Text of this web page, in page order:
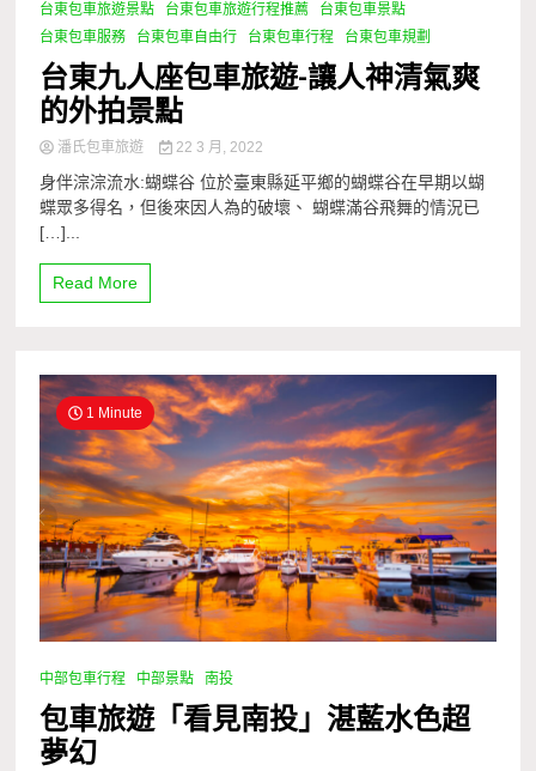
台東包車旅遊景點
台東包車旅遊行程推薦
台東包車景點
台東包車服務
台東包車自由行 台東包車行程 台東包車規劃
台東九人座包車旅遊-讓人神清氣爽
的外拍景點
潘氏包車旅遊 22 3 月, 2022
身伴淙淙流水:蝴蝶谷 位於臺東縣延平鄉的蝴蝶谷在早期以蝴
蝶眾多得名，但後來因人為的破壞、 蝴蝶滿谷飛舞的情況已
[…]...
Read More
1 Minute
中部包車行程 中部景點 南投
包車旅遊「看見南投」湛藍水色超
夢幻